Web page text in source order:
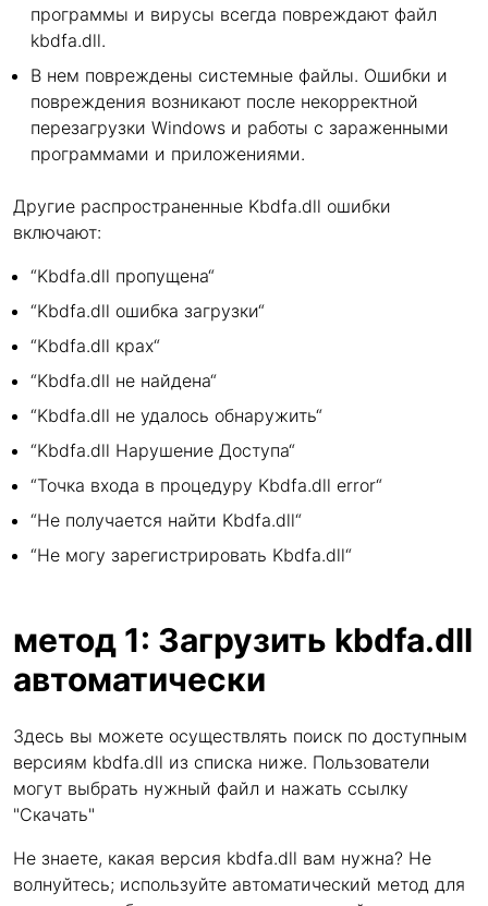
программы и вирусы всегда повреждают файл
kbdfa.dll.
В нем повреждены системные файлы. Ошибки и
повреждения возникают после некорректной
перезагрузки Windows и работы с зараженными
программами и приложениями.
Другие распространенные Kbdfa.dll ошибки
включают:
“Kbdfa.dll пропущена“
“Kbdfa.dll ошибка загрузки“
“Kbdfa.dll крах“
“Kbdfa.dll не найдена“
“Kbdfa.dll не удалось обнаружить“
“Kbdfa.dll Нарушение Доступа“
“Точка входа в процедуру Kbdfa.dll error“
“Не получается найти Kbdfa.dll“
“Не могу зарегистрировать Kbdfa.dll“
метод 1: Загрузить kbdfa.dll
автоматически
Здесь вы можете осуществлять поиск по доступным
версиям kbdfa.dll из списка ниже. Пользователи
могут выбрать нужный файл и нажать ссылку
"Скачать"
Не знаете, какая версия kbdfa.dll вам нужна? Не
волнуйтесь; используйте автоматический метод для